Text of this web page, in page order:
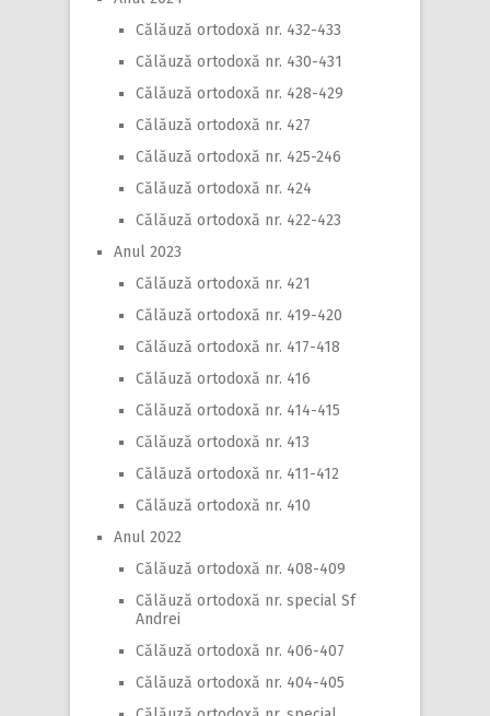
Călăuză ortodoxă nr. 432-433
Călăuză ortodoxă nr. 430-431
Călăuză ortodoxă nr. 428-429
Călăuză ortodoxă nr. 427
Călăuză ortodoxă nr. 425-246
Călăuză ortodoxă nr. 424
Călăuză ortodoxă nr. 422-423
Anul 2023
Călăuză ortodoxă nr. 421
Călăuză ortodoxă nr. 419-420
Călăuză ortodoxă nr. 417-418
Călăuză ortodoxă nr. 416
Călăuză ortodoxă nr. 414-415
Călăuză ortodoxă nr. 413
Călăuză ortodoxă nr. 411-412
Călăuză ortodoxă nr. 410
Anul 2022
Călăuză ortodoxă nr. 408-409
Călăuză ortodoxă nr. special Sf
Andrei
Călăuză ortodoxă nr. 406-407
Călăuză ortodoxă nr. 404-405